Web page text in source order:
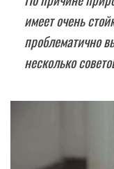
имеет очень
проблематично
несколько